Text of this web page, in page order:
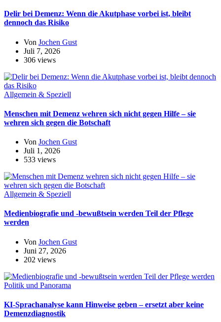
Delir bei Demenz: Wenn die Akutphase vorbei ist, bleibt
dennoch das Risiko
Von Jochen Gust
Juli 7, 2026
306 views
Allgemein & Speziell
Menschen mit Demenz wehren sich nicht gegen Hilfe – sie
wehren sich gegen die Botschaft
Von Jochen Gust
Juli 1, 2026
533 views
Allgemein & Speziell
Medienbiografie und -bewußtsein werden Teil der Pflege
werden
Von Jochen Gust
Juni 27, 2026
202 views
Politik und Panorama
KI-Sprachanalyse kann Hinweise geben – ersetzt aber keine
Demenzdiagnostik